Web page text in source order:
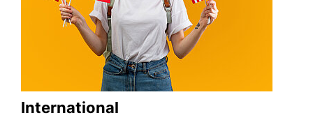
International